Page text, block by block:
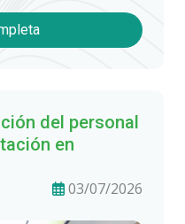
del personal
en
03/07/2026